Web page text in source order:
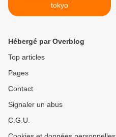
tokyo
Hébergé par Overblog
Top articles
Pages
Contact
Signaler un abus
C.G.U.